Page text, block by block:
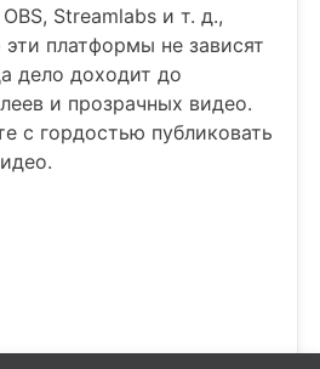
Streamlabs и т. д.,
платформы не зависят
дело доходит до
и прозрачных видео.
с гордостью публиковать